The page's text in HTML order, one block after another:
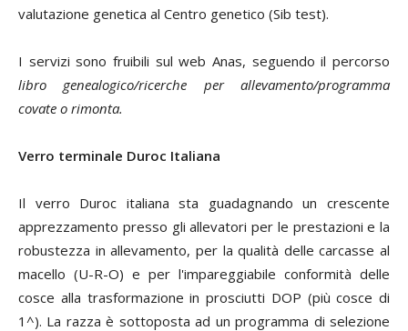
valutazione genetica al Centro genetico (Sib test).
I servizi sono fruibili sul web Anas, seguendo il percorso
libro genealogico/ricerche per allevamento/programma
covate o rimonta.
Verro terminale Duroc Italiana
Il verro Duroc italiana sta guadagnando un crescente
apprezzamento presso gli allevatori per le prestazioni e la
robustezza in allevamento, per la qualità delle carcasse al
macello (U-R-O) e per l'impareggiabile conformità delle
cosce alla trasformazione in prosciutti DOP (più cosce di
1^). La razza è sottoposta ad un programma di selezione